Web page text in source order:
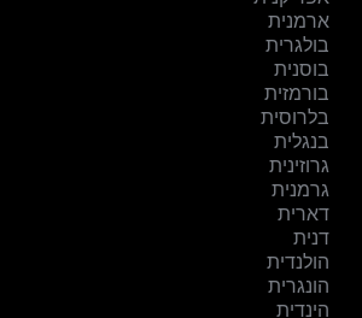
ארמנית
בולגרית
בוסנית
בורמזית
בלרוסית
בנגלית
גרוזינית
גרמנית
דארית
דנית
הולנדית
הונגרית
הינדית